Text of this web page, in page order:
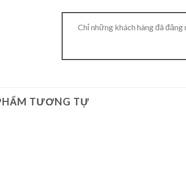
Chỉ những khách hàng đã
TƯƠNG TỰ